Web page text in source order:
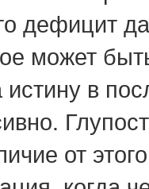
дефицит
может
истину в
от